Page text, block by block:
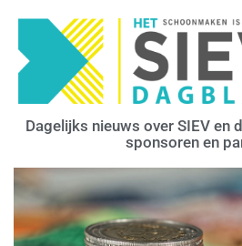
Dagelijks nieuws over SIEV en
sponsoren en